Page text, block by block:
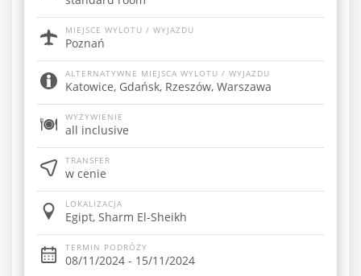
MIEJSCE WYLOTU / WYJAZDU
Poznań
ALTERNATYWNE MIEJSCA WYLOTU / WYJAZDU
Katowice, Gdańsk, Rzeszów, Warszawa
WYŻYWIENIE
all inclusive
TRANSFER
w cenie
LOKALIZACJA
Egipt, Sharm El-Sheikh
TERMIN PODRÓŻY
08/11/2024 - 15/11/2024